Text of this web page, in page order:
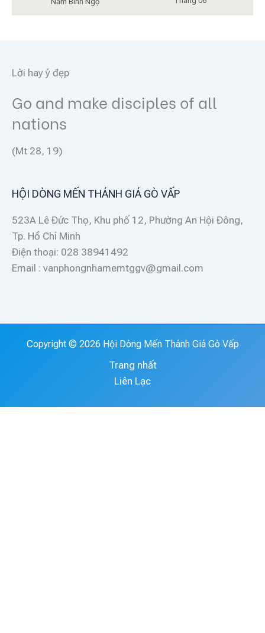
Lời hay ý đẹp
Go and make disciples of all
nations
(Mt 28, 19)
HỘI DÒNG MẾN THÁNH GIÁ GÒ VẤP
523A Lê Đức Thọ, Khu phố 12, Phường An Hội Đông,
Tp. Hồ Chí Minh
Điện thoại: 028 38941492
Email : vanphongnhamemtggv@gmail.com
Copyright © 2026 Hội Dòng Mến Thánh Giá Gò Vấp
Trang nhất
Liên Lạc